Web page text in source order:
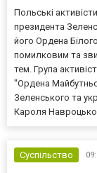
Польські
президента
його Ордена
помилковим та
тем. Група
"Ордена
Зеленського та
Кароля
Суспільство